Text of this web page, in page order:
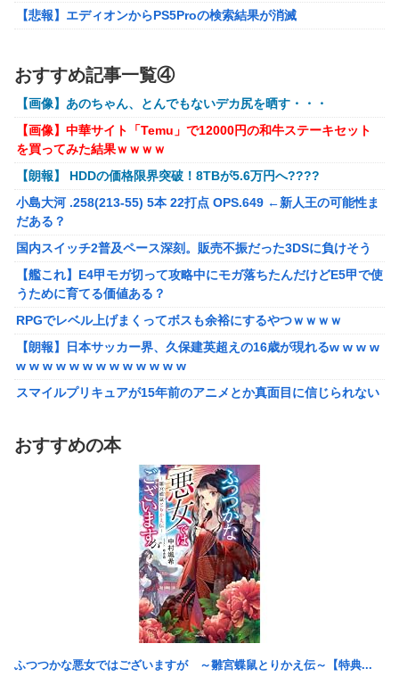
【画像】 キャミイの18万円の最新フィギュア、ガチで作り
【にじさんじ】委員長、Claude Codeまで手出してるん
か…『もう何でも作れそうやな』
モバＰ「アイドルにセクハラをします」
【画像】漫画・アニメの「武人系敵幹部」に付きまといがち
な疑問ｗｗｗｗ
【種運命】ネオが結局よく分からないまま新しい映画が終わ
った後ももやもやしてる
【悲報】エディオンからPS5Proの検索結果が消滅
※ガンダム ガンキャノン ガンタンク ガン○○○ ←一番違和
感ないV作戦の4機目を考えた奴が優勝
【オリジナル可動フィギュア】WIND TOYS「タイタン スーパー
アクションマッスルボディ」可動フィギュア各種【予約開始】
【重音テト】コナミデフォルメフィギュア「重音テト 通常衣装
Ver.」「重音テト SV衣装Ver.」【彩色原型公開】
国内スイッチ2普及ペース深刻。販売不振だった3DSに負けそう
【艦これ】E4甲モガ切って攻略中にモガ落ちたんだけどE5甲で使
うために育てる価値ある？
RPGでレベル上げまくってボスも余裕にするやつｗｗｗｗ
【泣】年配夫婦が営む中華屋さん、休業を知らせる貼り紙に応援
コメントが続々と
【画像】森高千里（18）「私がオバさんになったらミニスカート
は無理よ」→現在ｗｗｗｗ
人「あんな奴居ねえよ」
シカ「ヒマワリ全部喰った」 郡山布引風の高原まつり中止
【画像あり】居酒屋「6人で長居して会計4939円！喋りたいだけ
なら公園に行ってくれ（怒」
【悲報】ちいかわ作者さん、「総額30億超」の大豪邸を建て
【鼻水】お灸堂の院長先生による「鼻がつらい時の対処法」誰で
も簡単にできると話題に
【悲報】高市内閣、消費税1％表明でも支持率下落 →ついに６割
日本の防衛白書、ついに青春アニメ化ｗｗｗ 国防を語る本なのに
おすすめ記事一覧④
【画像】あのちゃん、とんでもないデカ尻を晒す・・・
【画像】中華サイト「Temu」で12000円の和牛ステーキセット
を買ってみた結果ｗｗｗｗ
【朗報】 HDDの価格限界突破！8TBが5.6万円へ????
小島大河 .258(213-55) 5本 22打点 OPS.649 ←新人王の可能性ま
だある？
国内スイッチ2普及ペース深刻。販売不振だった3DSに負けそう
【艦これ】E4甲モガ切って攻略中にモガ落ちたんだけどE5甲で使
うために育てる価値ある？
RPGでレベル上げまくってボスも余裕にするやつｗｗｗｗ
【朗報】日本サッカー界、久保建英超えの16歳が現れるw w w w
w w w w w w w w w w w w w
スマイルプリキュアが15年前のアニメとか真面目に信じられない
【愕然】自称グルメ「やっぱりフグ刺しは旨い！ｗ」 ワイ「あ
のさ・・・」 →
【悲報】メイドインアビスの主題歌、ホロライブに決まって大炎
【朗報】女子高 生レイヤー、臭いやつに苦言 「洋服は一回全部
熱湯につけよう！洗濯機はキッチンハイター薄めた水で一回まわ
【悲報】高市内閣、消費税1％表明でも支持率下落 →ついに６割
日本の防衛白書、ついに青春アニメ化ｗｗｗ 国防を語る本なのに
表紙が謎すぎる
おすすめの本
ふつつかな悪女ではございますが ～雛宮蝶鼠とりかえ伝～【特典...